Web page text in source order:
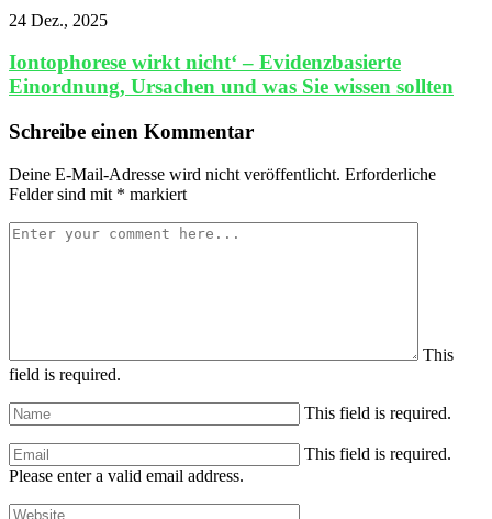
24 Dez., 2025
Iontophorese wirkt nicht‘ – Evidenzbasierte
Einordnung, Ursachen und was Sie wissen sollten
Schreibe einen Kommentar
Deine E-Mail-Adresse wird nicht veröffentlicht. Erforderliche
Felder sind mit * markiert
This
field is required.
This field is required.
This field is required.
Please enter a valid email address.